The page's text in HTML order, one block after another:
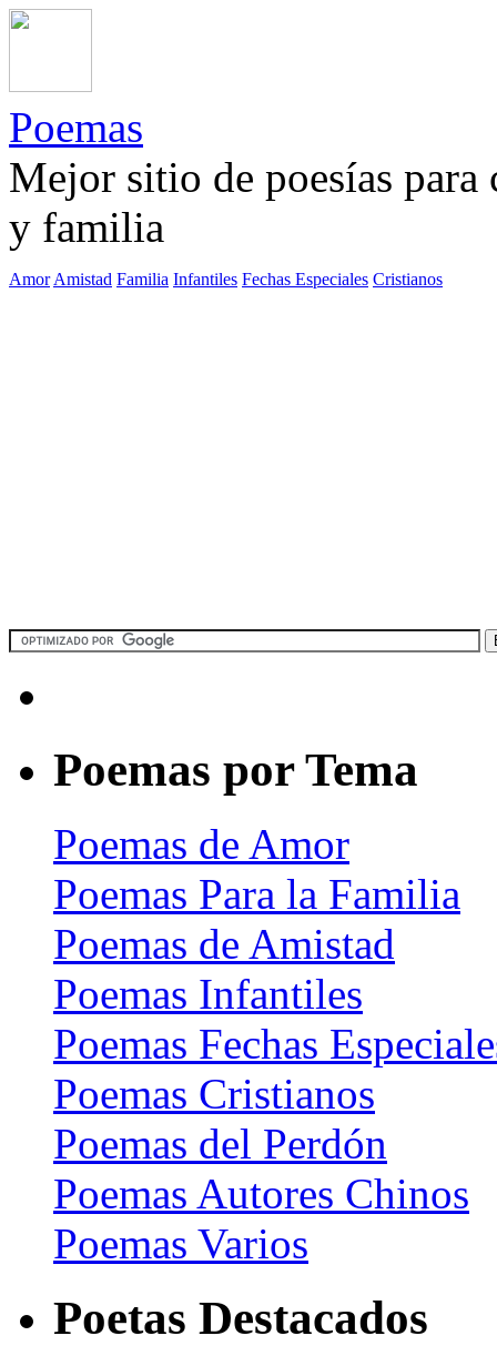
Poemas
Mejor sitio de poesías
y familia
Amor Amistad Familia Infantiles Fechas Especiales Cristianos
Poemas por Tema
Poemas de Amor
Poemas Para la Familia
Poemas de Amistad
Poemas Infantiles
Poemas Fechas
Poemas Cristianos
Poemas del Perdón
Poemas Autores Chinos
Poemas Varios
Poetas Destacados